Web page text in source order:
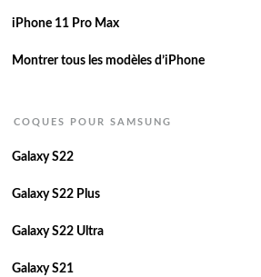
iPhone 11 Pro Max
Montrer tous les modèles d’iPhone
COQUES POUR SAMSUNG
Galaxy S22
Galaxy S22 Plus
Galaxy S22 Ultra
Galaxy S21